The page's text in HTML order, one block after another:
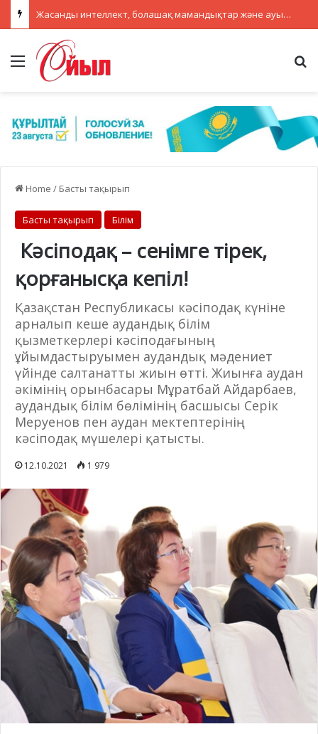
Жасанды интеллект, болашақ мамандықтар және ауылдағы кадрлар: партиялар теледебатта нені талқылады
Menu
Home / Басты тақырып
Басты тақырып Білім
Кәсіподақ – сенімге тірек,
қорғанысқа кепіл!
Қазақстан Республикасы кәсіподақ күніне
арналып кеше аудандық білім
қызметкерлері кәсіподағының
ұйымдастыруымен аудандық мәдениет
үйінде салтанатты жиын өтті. Жиынға аудан
әкімінің орынбасары Мұратбай Айдарбаев,
аудандық білім бөлімінің басшысы Серік
Меруенов пен аудан мектептерінің
кәсіподақ мүшелері қатысты.
12.10.2021 1 979